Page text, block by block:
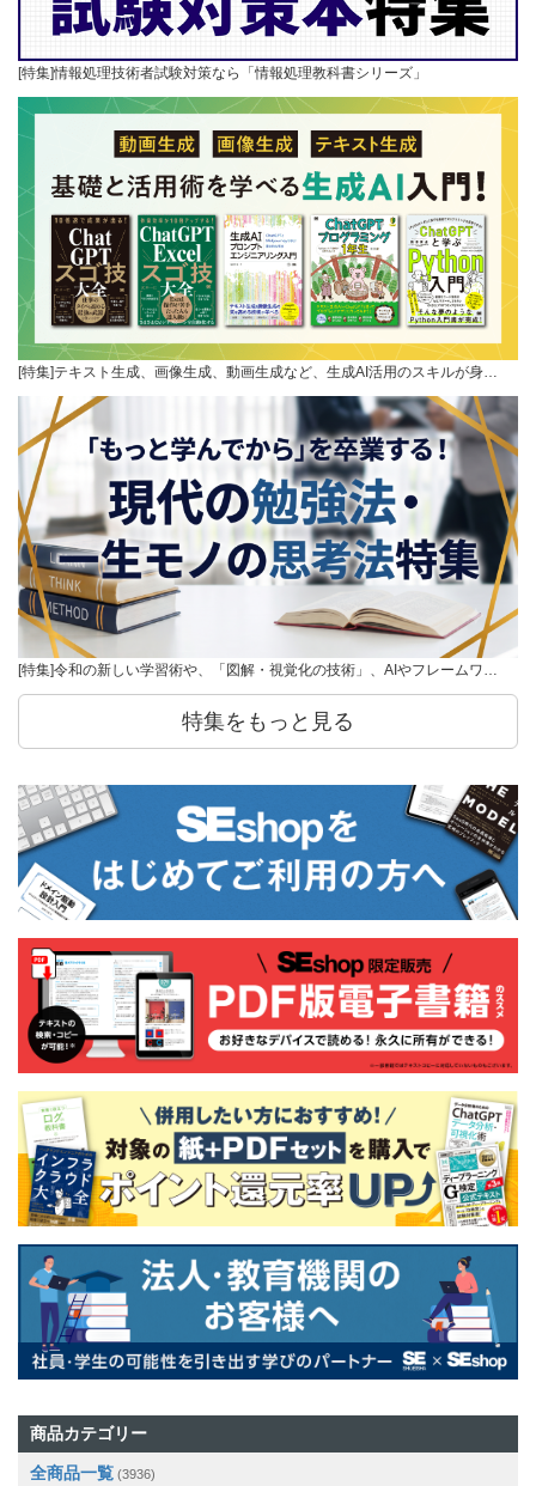
[特集]情報処理技術者試験対策なら「情報処理教科書シリーズ」
[特集]テキスト生成、画像生成、動画生成など、生成AI活用のスキルが身…
[特集]令和の新しい学習術や、「図解・視覚化の技術」、AIやフレームワ…
特集をもっと見る
商品カテゴリー
全商品一覧 (3936)